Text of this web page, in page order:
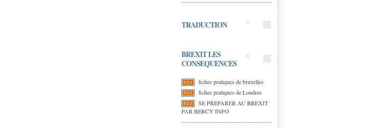
TRADUCTION
BREXIT LES
CONSEQUENCES
fiches pratiques de bruxelles
fiches pratiques de Londres
SE PREPARER AU BREXIT
PAR BERCY INFO